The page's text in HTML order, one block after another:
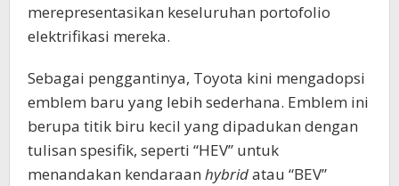
merepresentasikan keseluruhan portofolio
elektrifikasi mereka.
Sebagai penggantinya, Toyota kini mengadopsi
emblem baru yang lebih sederhana. Emblem ini
berupa titik biru kecil yang dipadukan dengan
tulisan spesifik, seperti “HEV” untuk
menandakan kendaraan hybridatau “BEV”